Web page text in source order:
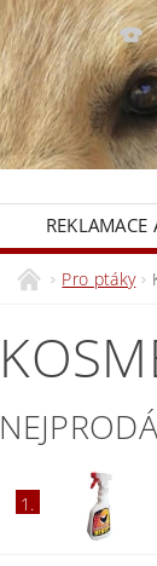
REKLAMACE
Pro ptáky
1.